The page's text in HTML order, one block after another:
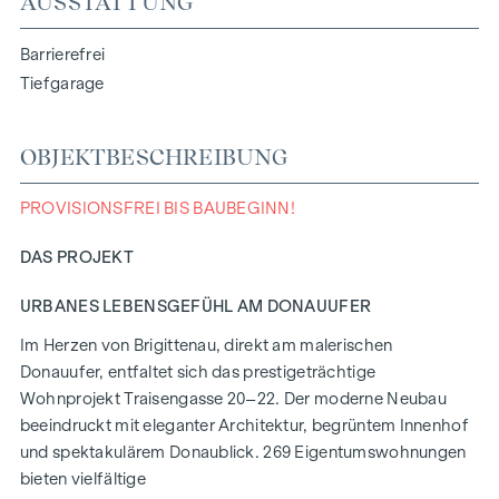
Barrierefrei
Tiefgarage
OBJEKTBESCHREIBUNG
PROVISIONSFREI BIS BAUBEGINN!
DAS PROJEKT
URBANES LEBENSGEFÜHL AM DONAUUFER
Im Herzen von Brigittenau, direkt am malerischen
Donauufer, entfaltet sich das prestigeträchtige
Wohnprojekt Traisengasse 20–22. Der moderne Neubau
beeindruckt mit eleganter Architektur, begrüntem Innenhof
und spektakulärem Donaublick. 269 Eigentumswohnungen
bieten vielfältige